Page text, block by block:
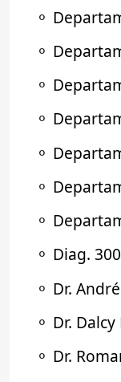
⚬
⚬
⚬
⚬
⚬
⚬
⚬
⚬ Diag. 300
⚬ Dr.
⚬ Dr.
⚬ Dr.